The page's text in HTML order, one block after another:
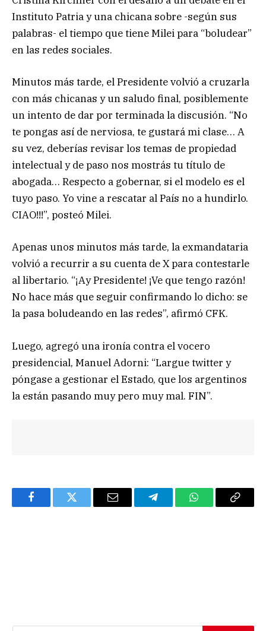
Instituto Patria y una chicana sobre -según sus
palabras- el tiempo que tiene Milei para “boludear”
en las redes sociales.
Minutos más tarde, el Presidente volvió a cruzarla
con más chicanas y un saludo final, posiblemente
un intento de dar por terminada la discusión. “No
te pongas así de nerviosa, te gustará mi clase… A
su vez, deberías revisar los temas de propiedad
intelectual y de paso nos mostrás tu título de
abogada… Respecto a gobernar, si el modelo es el
tuyo paso. Yo vine a rescatar al País no a hundirlo.
CIAO!!!”, posteó Milei.
Apenas unos minutos más tarde, la exmandataria
volvió a recurrir a su cuenta de X para contestarle
al libertario. “¡Ay Presidente! ¡Ve que tengo razón!
No hace más que seguir confirmando lo dicho: se
la pasa boludeando en las redes”, afirmó CFK.
Luego, agregó una ironía contra el vocero
presidencial, Manuel Adorni: “Largue twitter y
póngase a gestionar el Estado, que los argentinos
la están pasando muy pero muy mal. FIN”.
FacebookTwitter Email TelegramWhatsAppCopy